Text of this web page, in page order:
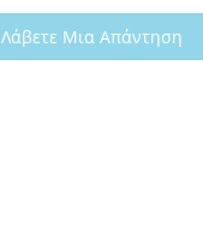
Λάβετε Μια Απάντηση